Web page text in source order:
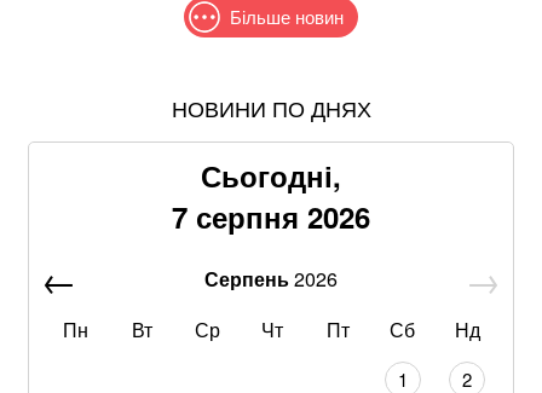
Більше новин
Пенсіонерам доплатять за стаж: хто отримає по 519
Хацкевич: Гуцуляк навіть не прийшов потиснути
Хвиля похолодання накриє Україну: Діденко назвала
Через повагу до Реалу: Родрі отримуватиме в
НОВИНИ ПО ДНЯХ
Сьогодні,
7 серпня 2026
Серпень2026
Пн
Вт Ср Чт Пт Сб Нд
1
2